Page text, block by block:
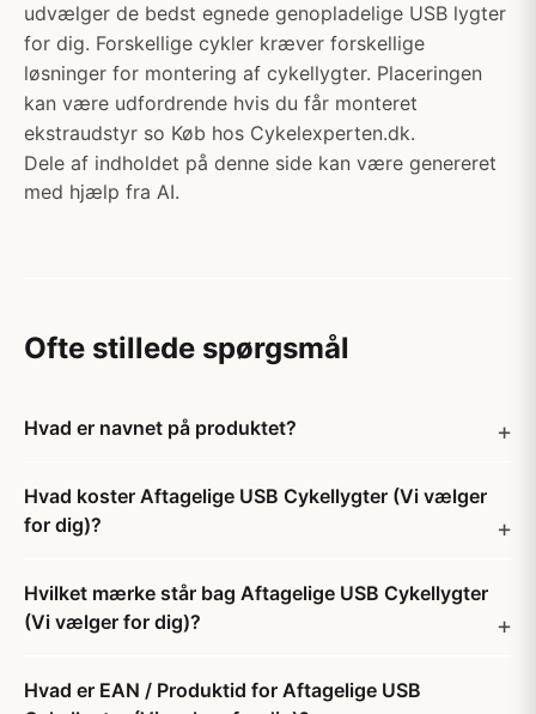
udvælger de bedst egnede genopladelige USB lygter
for dig. Forskellige cykler kræver forskellige
løsninger for montering af cykellygter. Placeringen
kan være udfordrende hvis du får monteret
ekstraudstyr so Køb hos Cykelexperten.dk.
Dele af indholdet på denne side kan være genereret
med hjælp fra AI.
Ofte stillede spørgsmål
Hvad er navnet på produktet?
Hvad koster Aftagelige USB Cykellygter (Vi vælger
for dig)?
Hvilket mærke står bag Aftagelige USB Cykellygter
(Vi vælger for dig)?
Hvad er EAN / Produktid for Aftagelige USB